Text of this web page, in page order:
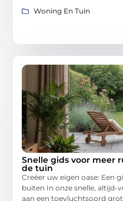
Woning En Tuin
Snelle gids voor meer
de tuin
Creëer uw eigen oase: Een
buiten In onze snelle, altijd-
aan een toevluchtsoord